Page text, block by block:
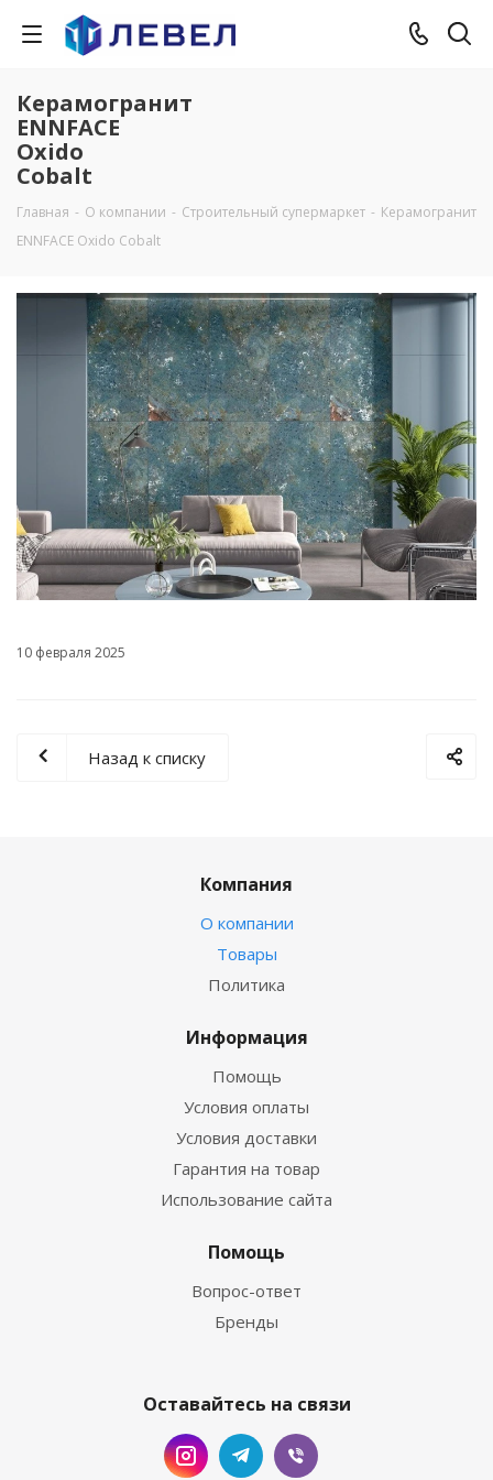
Керамогранит
ENNFACE
Oxido
Cobalt
Главная - О компании - Строительный супермаркет - Керамогранит
ENNFACE Oxido Cobalt
10 февраля 2025
Назад к списку
Компания
О компании
Товары
Политика
Информация
Помощь
Условия оплаты
Условия доставки
Гарантия на товар
Использование сайта
Помощь
Вопрос-ответ
Бренды
Оставайтесь на связи